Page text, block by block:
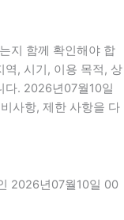
지 함께 확인해야 합
역, 시기, 이용 목적, 상
다. 2026년07월10일
사항, 제한 사항을 다
2026년07월10일 00